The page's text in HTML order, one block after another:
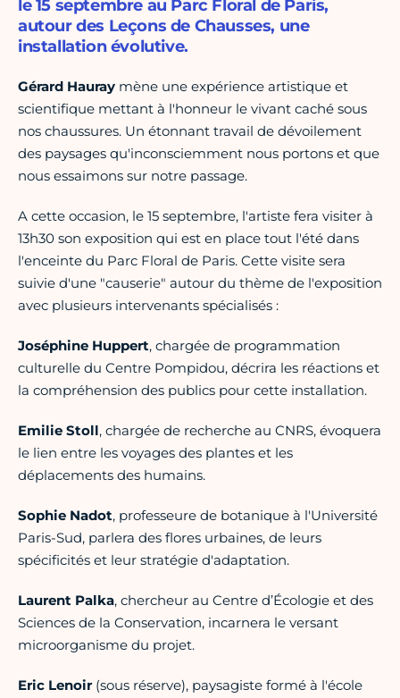
le 15 septembre au Parc Floral de Paris,
autour des Leçons de Chausses, une
installation évolutive.
Gérard Hauray mène une expérience artistique et
scientifique mettant à l'honneur le vivant caché sous
nos chaussures. Un étonnant travail de dévoilement
des paysages qu'inconsciemment nous portons et que
nous essaimons sur notre passage.
A cette occasion, le 15 septembre, l'artiste fera visiter à
13h30 son exposition qui est en place tout l'été dans
l'enceinte du Parc Floral de Paris. Cette visite sera
suivie d'une "causerie" autour du thème de l'exposition
avec plusieurs intervenants spécialisés :
Joséphine Huppert, chargée de programmation
culturelle du Centre Pompidou, décrira les réactions et
la compréhension des publics pour cette installation.
Emilie Stoll, chargée de recherche au CNRS, évoquera
le lien entre les voyages des plantes et les
déplacements des humains.
Sophie Nadot, professeure de botanique à l'Université
Paris-Sud, parlera des flores urbaines, de leurs
spécificités et leur stratégie d'adaptation.
Laurent Palka, chercheur au Centre d’Écologie et des
Sciences de la Conservation, incarnera le versant
microorganisme du projet.
Eric Lenoir (sous réserve), paysagiste formé à l'école